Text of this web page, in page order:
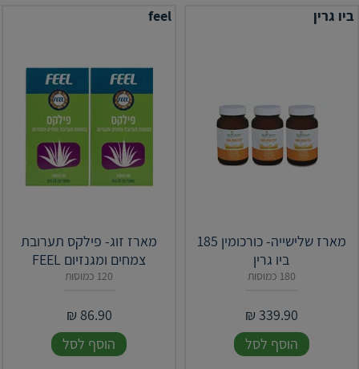
ביו גרין
מארז שלישייה- כורכומין 185
ביו גרין
180 כמוסות
339.90
₪
הוסף לסל
feel
מארז זוג- פילקס תערובת
צמחים ומגנזיום FEEL
120 כמוסות
86.90
₪
הוסף לסל